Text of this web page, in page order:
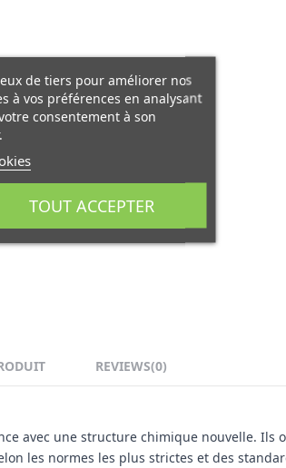
REVIEWS(0)
avec une structure chimique nouvelle.
les normes les plus strictes et des
de tiers pour améliorer nos
à vos préférences en analysant
consentement à son
TOUT ACCEPTER